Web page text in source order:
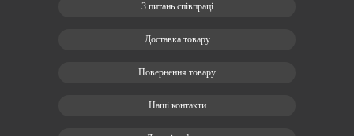
З питань співпраці
Доставка товару
Повернення товару
Наші контакти